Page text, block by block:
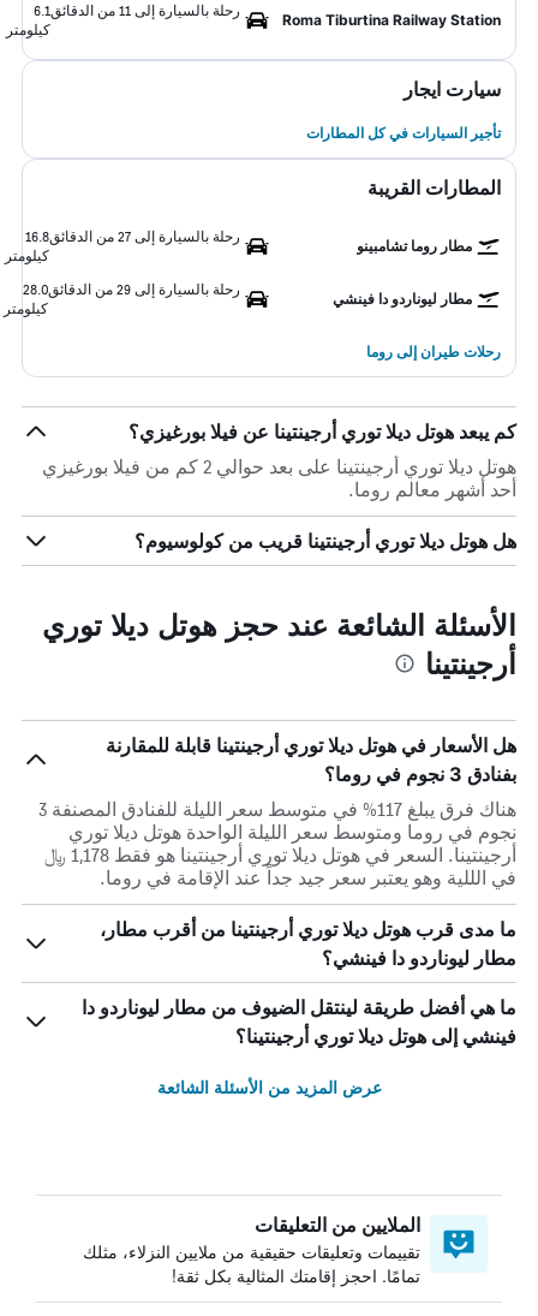
Roma Tiburtina Railway Station
رحلة بالسيارة إلى 11 من الدقائق
6.1
كيلومتر
سيارت ايجار
تأجير السيارات في كل المطارات
المطارات القريبة
مطار روما تشامبينو
رحلة بالسيارة إلى 27 من الدقائق
16.8
كيلومتر
مطار ليوناردو دا فينشي
رحلة بالسيارة إلى 29 من الدقائق
28.0
كيلومتر
رحلات طيران إلى روما
كم يبعد هوتل ديلا توري أرجينتينا عن فيلا بورغيزي؟
هوتل ديلا توري أرجينتينا على بعد حوالي 2 كم من فيلا بورغيزي
أحد أشهر معالم روما.
هل هوتل ديلا توري أرجينتينا قريب من كولوسيوم؟
الأسئلة الشائعة عند حجز هوتل ديلا توري
أرجينتينا
هل الأسعار في هوتل ديلا توري أرجينتينا قابلة للمقارنة
بفنادق 3 نجوم في روما؟
هناك فرق يبلغ 117% في متوسط ​​سعر الليلة للفنادق المصنفة 3
نجوم في روما ومتوسط ​​سعر الليلة الواحدة هوتل ديلا توري
أرجينتينا. السعر في هوتل ديلا توري أرجينتينا هو فقط 1,178 ﷼
في الللية وهو يعتبر سعر جيد جداً عند الإقامة في روما.
ما مدى قرب هوتل ديلا توري أرجينتينا من أقرب مطار،
مطار ليوناردو دا فينشي؟
ما هي أفضل طريقة لينتقل الضيوف من مطار ليوناردو دا
فينشي إلى هوتل ديلا توري أرجينتينا؟
عرض المزيد من الأسئلة الشائعة
الملايين من التعليقات
تقييمات وتعليقات حقيقية من ملايين النزلاء، مثلك
تمامًا. احجز إقامتك المثالية بكل ثقة!